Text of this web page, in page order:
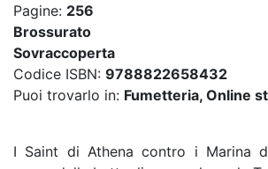
Pagine: 256
Brossurato
Sovraccoperta
Codice ISBN: 9788822658432
Puoi trovarlo in: Fumetteria, Online
I Saint di Athena contro i Marina